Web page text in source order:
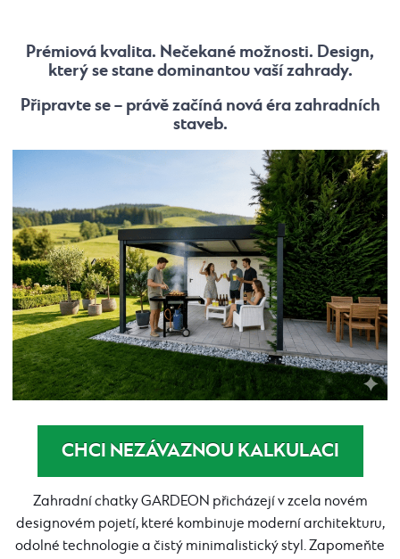
Prémiová kvalita. Nečekané možnosti. Design,
který se stane dominantou vaší zahrady.
Připravte se – právě začíná nová éra zahradních
staveb.
CHCI NEZÁVAZNOU KALKULACI
Zahradní chatky GARDEON přicházejí v zcela novém
designovém pojetí, které kombinuje moderní architekturu,
odolné technologie a čistý minimalistický styl. Zapomeňte